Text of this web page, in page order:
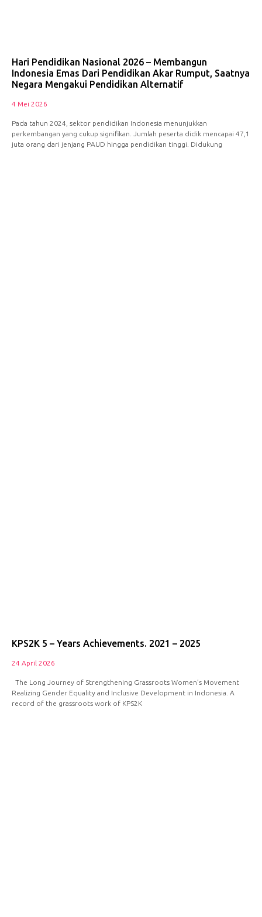
Hari Pendidikan Nasional 2026 – Membangun
Indonesia Emas Dari Pendidikan Akar Rumput, Saatnya
Negara Mengakui Pendidikan Alternatif
4 Mei 2026
Pada tahun 2024, sektor pendidikan Indonesia menunjukkan
perkembangan yang cukup signifikan. Jumlah peserta didik mencapai 47,1
juta orang dari jenjang PAUD hingga pendidikan tinggi. Didukung
KPS2K 5 – Years Achievements. 2021 – 2025
24 April 2026
The Long Journey of Strengthening Grassroots Women’s Movement
Realizing Gender Equality and Inclusive Development in Indonesia. A
record of the grassroots work of KPS2K